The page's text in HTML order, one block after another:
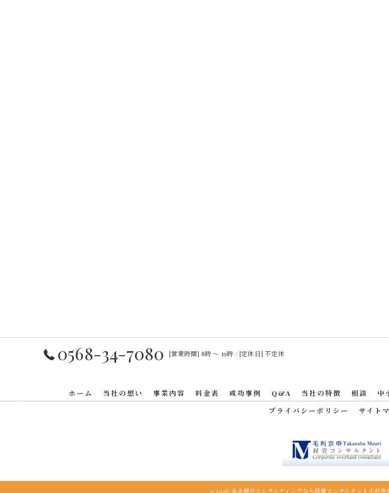
0568-34-7080 [営業時間] 8時 〜 19時 / [定休日] 不定休
ホーム 当社の想い 事業内容 料金表 成功事例 Q&A 当社の特徴 相談 中
プライバシーポリシー
サイト
c 2026 名古屋のコンサルティングなら経営コンサルタント毛利京